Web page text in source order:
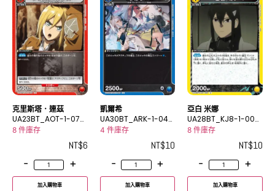
克里斯塔．連茲
UA23BT_AOT-1-078
C
8 件庫存
NT$6
-
+
加入購物車
凱爾希
UA30BT_ARK-1-046
U
4 件庫存
NT$10
-
+
加入購物車
亞白 米娜
UA28BT_KJ8-1-002
U
8 件庫存
NT$10
-
+
加入購物車